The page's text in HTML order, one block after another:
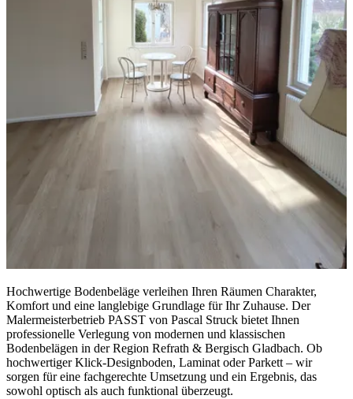
Hochwertige Bodenbeläge verleihen Ihren Räumen Charakter,
Komfort und eine langlebige Grundlage für Ihr Zuhause. Der
Malermeisterbetrieb PASST von Pascal Struck bietet Ihnen
professionelle Verlegung von modernen und klassischen
Bodenbelägen in der Region Refrath & Bergisch Gladbach. Ob
hochwertiger Klick-Designboden, Laminat oder Parkett – wir
sorgen für eine fachgerechte Umsetzung und ein Ergebnis, das
sowohl optisch als auch funktional überzeugt.